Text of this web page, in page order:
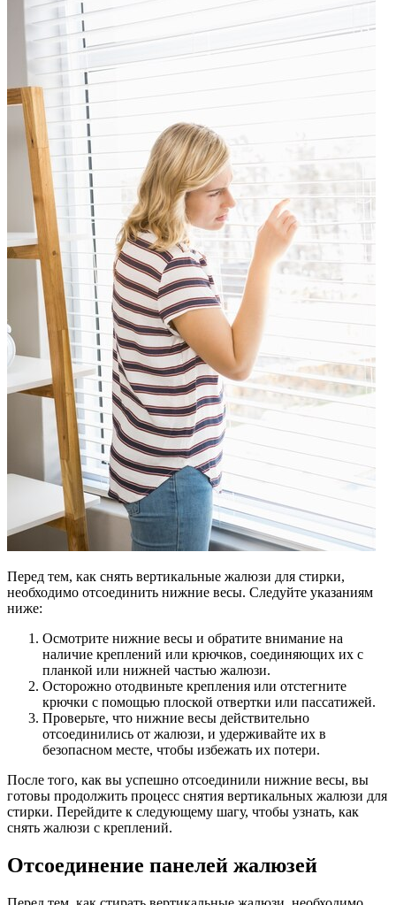
Перед тем, как снять вертикальные жалюзи для стирки,
необходимо отсоединить нижние весы. Следуйте указаниям
ниже:
Осмотрите нижние весы и обратите внимание на
наличие креплений или крючков, соединяющих их с
планкой или нижней частью жалюзи.
Осторожно отодвиньте крепления или отстегните
крючки с помощью плоской отвертки или пассатижей.
Проверьте, что нижние весы действительно
отсоединились от жалюзи, и удерживайте их в
безопасном месте, чтобы избежать их потери.
После того, как вы успешно отсоединили нижние весы, вы
готовы продолжить процесс снятия вертикальных жалюзи для
стирки. Перейдите к следующему шагу, чтобы узнать, как
снять жалюзи с креплений.
Отсоединение панелей жалюзей